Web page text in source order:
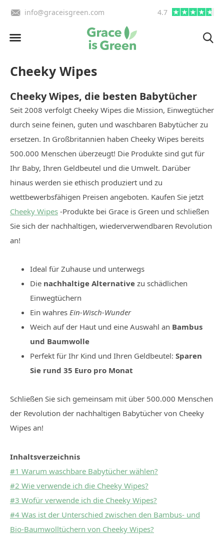
info@graceisgreen.com Bis 16 Uhr bestellen, in
4.7
Cheeky Wipes
Cheeky Wipes, die besten Babytücher
Seit 2008 verfolgt Cheeky Wipes die Mission, Einwegtücher
durch seine feinen, guten und waschbaren Babytücher zu
ersetzen. In Großbritannien haben Cheeky Wipes bereits
500.000 Menschen überzeugt! Die Produkte sind gut für
Ihr Baby, Ihren Geldbeutel und die Umwelt. Darüber
hinaus werden sie ethisch produziert und zu
wettbewerbsfähigen Preisen angeboten. Kaufen Sie jetzt
Cheeky Wipes -Produkte bei Grace is Green und schließen
Sie sich der nachhaltigen, wiederverwendbaren Revolution
an!
Ideal für Zuhause und unterwegs
Die nachhaltige Alternative zu schädlichen
Einwegtüchern
Ein wahres Ein-Wisch-Wunder
Weich auf der Haut und eine Auswahl an Bambus
und Baumwolle
Perfekt für Ihr Kind und Ihren Geldbeutel: Sparen
Sie rund 35 Euro pro Monat
Schließen Sie sich gemeinsam mit über 500.000 Menschen
der Revolution der nachhaltigen Babytücher von Cheeky
Wipes an!
Inhaltsverzeichnis
#1 Warum waschbare Babytücher wählen?
#2 Wie verwende ich die Cheeky Wipes?
#3 Wofür verwende ich die Cheeky Wipes?
#4 Was ist der Unterschied zwischen den Bambus- und
Bio-Baumwolltüchern von Cheeky Wipes?